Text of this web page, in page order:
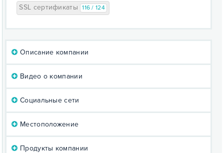
SSL сертификаты 116 / 124
Описание компании
Видео о компании
Социальные сети
Местоположение
Продукты компании